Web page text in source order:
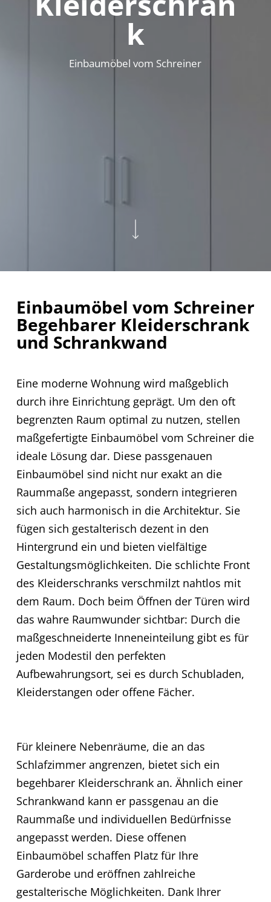
k
Einbaumöbel vom Schreiner
Einbaumöbel vom Schreiner
Begehbarer Kleiderschrank
und Schrankwand
Eine moderne Wohnung wird maßgeblich
durch ihre Einrichtung geprägt. Um den oft
begrenzten Raum optimal zu nutzen, stellen
maßgefertigte Einbaumöbel vom Schreiner die
ideale Lösung dar. Diese passgenauen
Einbaumöbel sind nicht nur exakt an die
Raummaße angepasst, sondern integrieren
sich auch harmonisch in die Architektur. Sie
fügen sich gestalterisch dezent in den
Hintergrund ein und bieten vielfältige
Gestaltungsmöglichkeiten. Die schlichte Front
des Kleiderschranks verschmilzt nahtlos mit
dem Raum. Doch beim Öffnen der Türen wird
das wahre Raumwunder sichtbar: Durch die
maßgeschneiderte Inneneinteilung gibt es für
jeden Modestil den perfekten
Aufbewahrungsort, sei es durch Schubladen,
Kleiderstangen oder offene Fächer.
Für kleinere Nebenräume, die an das
Schlafzimmer angrenzen, bietet sich ein
begehbarer Kleiderschrank an. Ähnlich einer
Schrankwand kann er passgenau an die
Raummaße und individuellen Bedürfnisse
angepasst werden. Diese offenen
Einbaumöbel schaffen Platz für Ihre
Garderobe und eröffnen zahlreiche
gestalterische Möglichkeiten. Dank Ihrer